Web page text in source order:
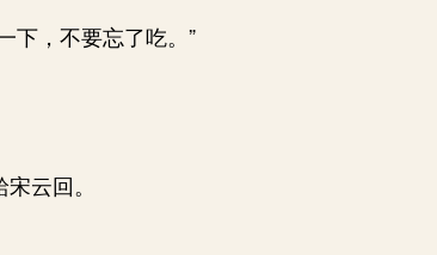
下，不要忘了吃。”
云回。